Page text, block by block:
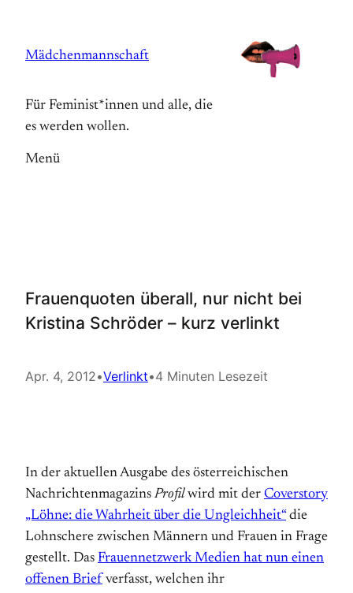
springen
Mädchenmannschaft
Für Feminist*innen und alle, die
es werden wollen.
Menü
Frauenquoten überall, nur nicht bei
Kristina Schröder – kurz verlinkt
Apr. 4, 2012•Verlinkt•4 Minuten Lesezeit
In der aktuellen Ausgabe des österreichischen
Nachrichtenmagazins Profilwird mit der Coverstory
„Löhne: die Wahrheit über die Ungleichheit“ die
Lohnschere zwischen Männern und Frauen in Frage
gestellt. Das Frauennetzwerk Medien hat nun einen
offenen Brief verfasst, welchen ihr